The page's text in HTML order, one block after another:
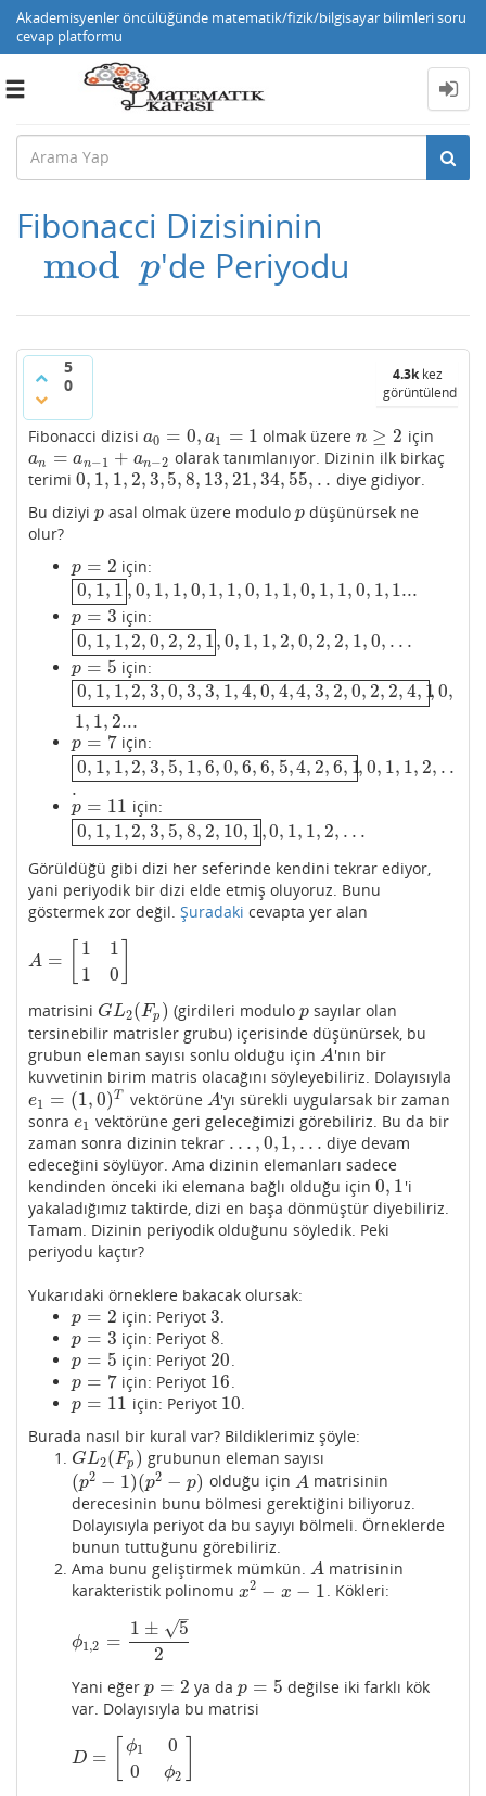
Akademisyenler öncülüğünde matematik/fizik/bilgisayar bilimleri soru
cevap platformu
Toggle
Fibonacci Dizisininin
mod p
modp 'de Periyodu
5
0
4.3kkez
görüntülendi
Fibonacci dizisi a0 = 0, a1 = 1
a0 =0, a1=1 olmak üzeren ≥ 2
n≥2 için
an = an−1 + an−2
an =an−1+a n−2
olarak tanımlanıyor. Dizinin ilk birkaç
terimi 0, 1, 1, 2,3,5, 8, 13, 21,34, 55, . .
0,1,1 2,3 ,5, 8,13,21, 34,55,..
diye gidiyor.
Bu diziyi p
pasal olmak üzere modulo p
pdüşünürsek ne
olur?
p = 2
p =2 için:
0, 1, 1 ,0, 1, 1,0,1, 1, 0, 1, 1,0, 1, 1,0, 1,1...
0,1 1,0,1 , 1,0 1,1,0 1,1,0 1,1,0 1,1...
p = 3
p =3 için:
0, 1, 1,2, 0, 2, 2, 1,0, 1, 1, 2,0,2, 2, 1,0, . . .
0,1 1,2,0 2,2,1 0,1 ,1, 2,0 ,2, 2,1 0,. ..
p = 5
p =5 için:
0, 1, 1,2, 3, 0,3,3, 1,4,0,4,4, 3, 2,0, 2, 2,4, 1,0,
1, 1, 2...
0,1 1,2,3 0,3,3 1,4,0, 4,4 ,3, 2,0 ,2, 2,4,1, 0,1 1,2...
p = 7
p =7 için:
0, 1, 1,2, 3, 5, 1,6,0,6,6, 5,4, 2, 6, 1,0, 1, 1, 2, . .
.
0,1 1,2,3 5,1,6 0,6 ,6, 5,4 ,2, 6,1 ,0, 1,1,2, ..
p = 11
p =11 için:
0, 1, 1,2, 3, 5,8, 2, 10, 1,0, 1, 1, 2, . . .
0,1 1,2,3 5,8,2 10 ,1,0,1 1,2, ..
Görüldüğü gibi dizi her seferinde kendini tekrar ediyor,
yani periyodik bir dizi elde etmiş oluyoruz. Bunu
göstermek zor değil. Şuradaki cevapta yer alan
A =
1
1
1
0
A= 11 ]
matrisini GL2(Fp )
GL2(Fp) (girdileri modulop
p sayılar olan
tersinebilir matrisler grubu) içerisinde düşünürsek, bu
grubun eleman sayısı sonlu olduğu için A
A 'nın bir
kuvvetinin birim matris olacağını söyleyebiliriz. Dolayısıyla
e1 = (1,0)T
e1 =(1 0)T vektörüne A
A 'yı sürekli uygularsak bir zaman
sonra e1
e1 vektörüne geri geleceğimizi görebiliriz. Bu da bir
zaman sonra dizinin tekrar . . . ,0,1, . . .
. . 0 ,1,..
diye devam
edeceğini söylüyor. Ama dizinin elemanları sadece
kendinden önceki iki elemana bağlı olduğu için 0, 1
0,1 'i
yakaladığımız taktirde, dizi en başa dönmüştür diyebiliriz.
Tamam. Dizinin periyodik olduğunu söyledik. Peki
periyodu kaçtır?
Yukarıdaki örneklere bakacak olursak:
p = 2
p =2 için: Periyot 3
3.
p = 3
p =3 için: Periyot 8
8.
p = 5
p =5 için: Periyot 20
20 .
p = 7
p =7 için: Periyot 16
16 .
p = 11
p =11 için: Periyot 10
10.
Burada nasıl bir kural var? Bildiklerimiz şöyle:
GL2(Fp )
GL2(Fp) grubunun eleman sayısı
(p2 − 1)(p2 − p)
(p2−1) p2−p) olduğu için A
A matrisinin
derecesinin bunu bölmesi gerektiğini biliyoruz.
Dolayısıyla periyot da bu sayıyı bölmeli. Örneklerde
bunun tuttuğunu görebiliriz.
Ama bunu geliştirmek mümkün. A
A matrisinin
karakteristik polinomu x2 − x − 1
x2−x− 1 . Kökleri:
ϕ1 ,2 =
1 ± 5
–
√
2
ϕ 1,2 =1±52
Yani eğer p = 2
p =2 ya da p = 5
p=5
değilse iki farklı kök
var. Dolayısıyla bu matrisi
D = ϕ1
0
0
ϕ2
D= 10 ]